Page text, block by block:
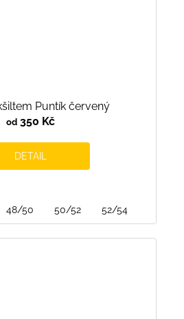
Puntík červený
od350 Kč
DETAIL
48/50 50/52 52/54